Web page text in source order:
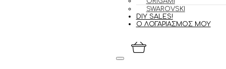
SWAROVSKI
DIY SALES!
Ο ΛΟΓΑΡΙΑΣΜΟΣ ΜΟΥ